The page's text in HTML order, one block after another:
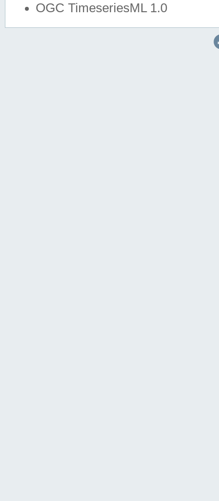
OGC TimeseriesML 1.0